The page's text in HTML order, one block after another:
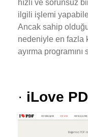
hızlı ve sorunsuz
ilgili işlemi
Ancak sahip
nedeniyle en fazla
ayırma
· iLove